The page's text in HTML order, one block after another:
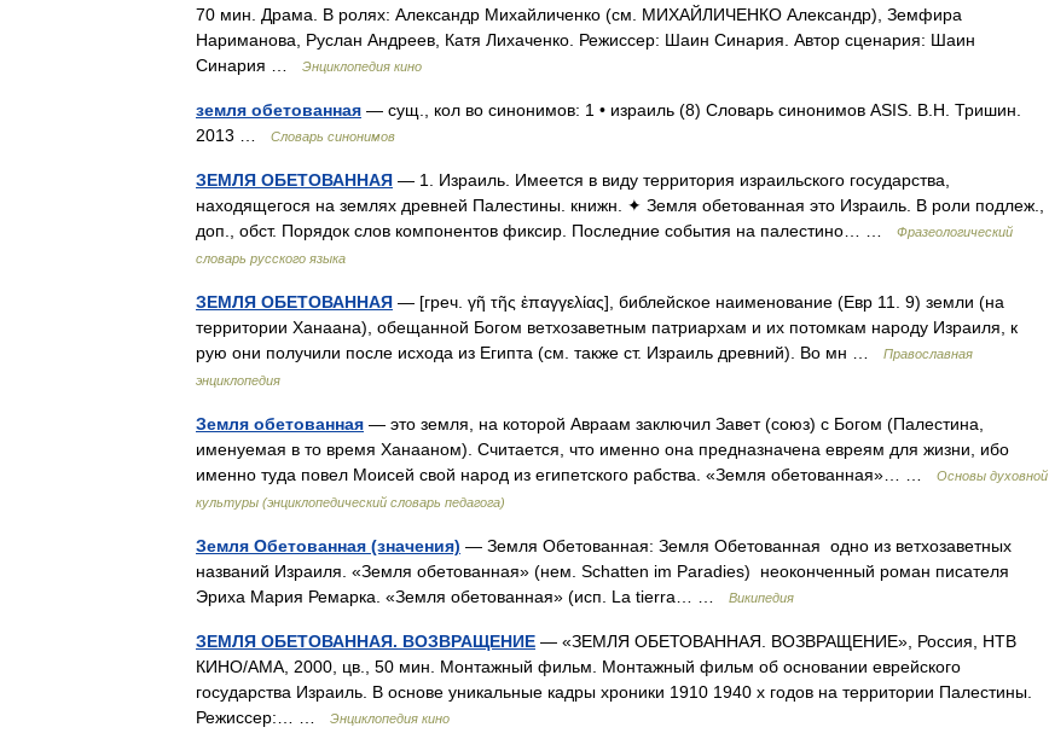
70 мин. Драма. В ролях: Александр Михайличенко (см. МИХАЙЛИЧЕНКО Александр), Земфира
Нариманова, Руслан Андреев, Катя Лихаченко. Режиссер: Шаин Синария. Автор сценария: Шаин
Синария …
Энциклопедия кино
земля обетованная — сущ., кол во синонимов: 1 • израиль (8) Словарь синонимов ASIS. В.Н. Тришин.
2013 …
Словарь синонимов
ЗЕМЛЯ ОБЕТОВАННАЯ — 1. Израиль. Имеется в виду территория израильского государства,
находящегося на землях древней Палестины. книжн. ✦ Земля обетованная это Израиль. В роли подлеж.,
доп., обст. Порядок слов компонентов фиксир. Последние события на палестино… …
Фразеологический
словарь русского языка
ЗЕМЛЯ ОБЕТОВАННАЯ — [греч. γῆ τῆς ἐπαγγελίας], библейское наименование (Евр 11. 9) земли (на
территории Ханаана), обещанной Богом ветхозаветным патриархам и их потомкам народу Израиля, к
рую они получили после исхода из Египта (см. также ст. Израиль древний). Во мн …
Православная
энциклопедия
Земля обетованная — это земля, на которой Авраам заключил Завет (союз) с Богом (Палестина,
именуемая в то время Ханааном). Считается, что именно она предназначена евреям для жизни, ибо
именно туда повел Моисей свой народ из египетского рабства. «Земля обетованная»… …
Основы духовной
культуры (энциклопедический словарь педагога)
Земля Обетованная (значения) — Земля Обетованная: Земля Обетованная одно из ветхозаветных
названий Израиля. «Земля обетованная» (нем. Schatten im Paradies) неоконченный роман писателя
Эриха Мария Ремарка. «Земля обетованная» (исп. La tierra… …
Википедия
ЗЕМЛЯ ОБЕТОВАННАЯ. ВОЗВРАЩЕНИЕ — «ЗЕМЛЯ ОБЕТОВАННАЯ. ВОЗВРАЩЕНИЕ», Россия, НТВ
КИНО/АМА, 2000, цв., 50 мин. Монтажный фильм. Монтажный фильм об основании еврейского
государства Израиль. В основе уникальные кадры хроники 1910 1940 х годов на территории Палестины.
Режиссер:… …
Энциклопедия кино